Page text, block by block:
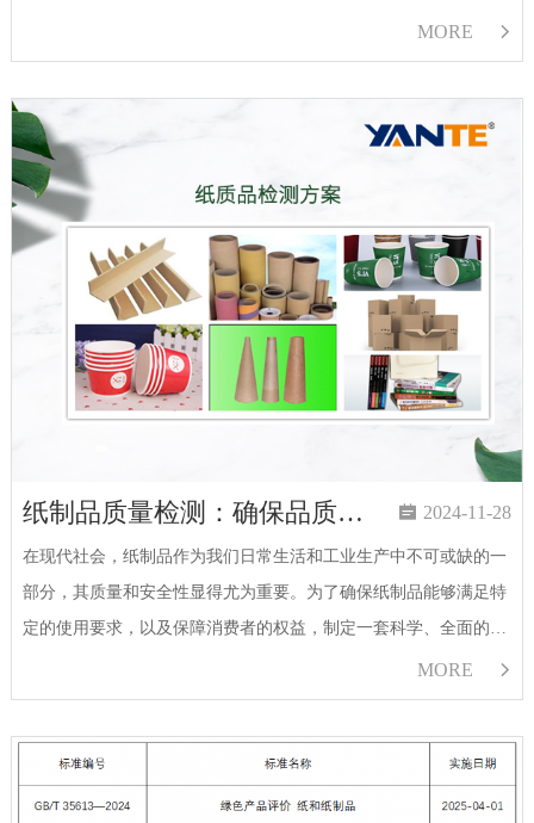
输过程中出现破…
MORE 
纸制品质量检测：确保品质与安全的关键步骤  2024-11-28
在现代社会，纸制品作为我们日常生活和工业生产中不可或缺的一
部分，其质量和安全性显得尤为重要。为了确保纸制品能够满足特
定的使用要求，以及保障消费者的权益，制定一套科学、全面的纸
制品检测方案变得至关重要。本文将详细介绍纸制品检测方案的制
定、实施以及注意事项…
MORE 